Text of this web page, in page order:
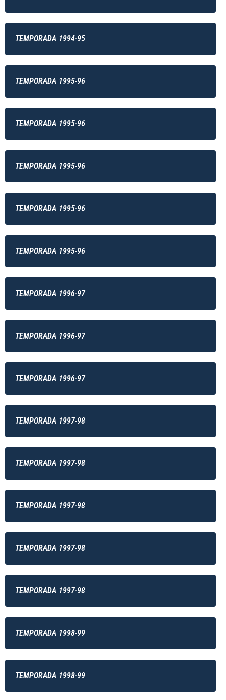
TEMPORADA 1994-95
TEMPORADA 1995-96
TEMPORADA 1995-96
TEMPORADA 1995-96
TEMPORADA 1995-96
TEMPORADA 1995-96
TEMPORADA 1996-97
TEMPORADA 1996-97
TEMPORADA 1996-97
TEMPORADA 1997-98
TEMPORADA 1997-98
TEMPORADA 1997-98
TEMPORADA 1997-98
TEMPORADA 1997-98
TEMPORADA 1998-99
TEMPORADA 1998-99